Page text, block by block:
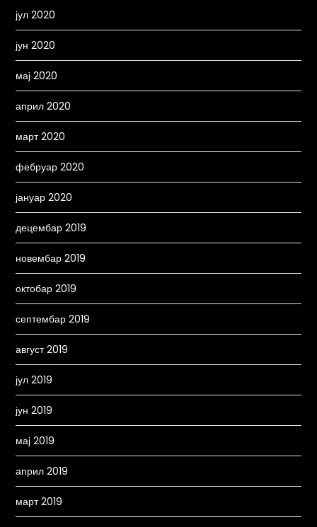
јул 2020
јун 2020
мај 2020
април 2020
март 2020
фебруар 2020
јануар 2020
децембар 2019
новембар 2019
октобар 2019
септембар 2019
август 2019
јул 2019
јун 2019
мај 2019
април 2019
март 2019